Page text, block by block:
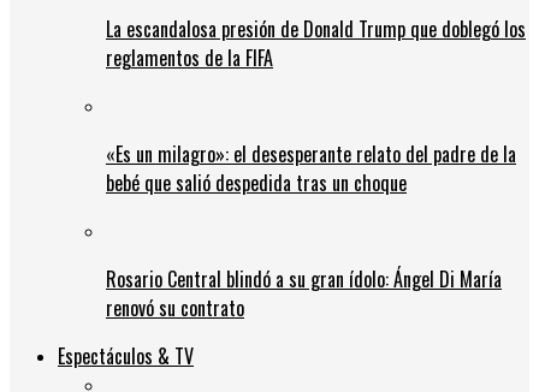
La escandalosa presión de Donald Trump que doblegó los
reglamentos de la FIFA
«Es un milagro»: el desesperante relato del padre de la
bebé que salió despedida tras un choque
Rosario Central blindó a su gran ídolo: Ángel Di María
renovó su contrato
Espectáculos & TV